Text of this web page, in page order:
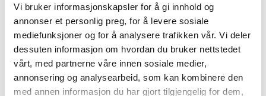
Vi bruker informasjonskapsler for å gi innhold og
annonser et personlig preg, for å levere sosiale
mediefunksjoner og for å analysere trafikken vår. Vi deler
dessuten informasjon om hvordan du bruker nettstedet
vårt, med partnerne våre innen sosiale medier,
annonsering og analysearbeid, som kan kombinere den
med annen informasjon du har gjort tilgjengelig for dem,
Om NCC: NCC er et av de ledende entreprenørselskapene i
Norden. Som ekspert på å drive komplekse
byggeprosesser, bidrar NCC til en bygg- og
anleggsvirksomhet som har positiv innvirkning på kundene
og for samfunnsutviklingen som helhet. Virksomheten
omfatter bygge- og infrastrukturprosjekter, produksjon av